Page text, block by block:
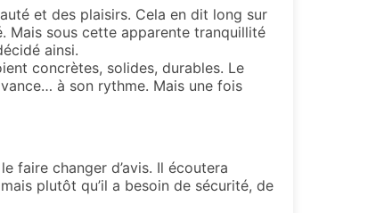
et des plaisirs. Cela en dit long sur
Mais sous cette apparente tranquillité
ainsi.
concrètes, solides, durables. Le
à son rythme. Mais une fois
faire changer d’avis. Il écoutera
plutôt qu’il a besoin de sécurité, de